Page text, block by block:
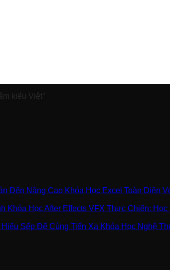
kiểu Việt”
Khóa Học Excel Toàn Diện
Khóa Học After Effects VFX Thực Chiến:
Khóa Học Nghệ